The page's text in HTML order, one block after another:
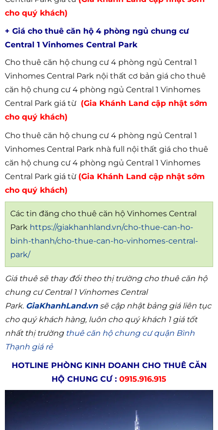
cho quý khách)
+ Giá cho thuê căn hộ 4 phòng ngủ chung cư
Central 1 Vinhomes Central Park
Cho thuê căn hộ chung cư 4 phòng ngủ Central 1
Vinhomes Central Park nội thất cơ bản giá cho thuê
căn hộ chung cư 4 phòng ngủ Central 1 Vinhomes
Central Park giá từ (Gia Khánh Land cập nhật sớm
cho quý khách)
Cho thuê căn hộ chung cư 4 phòng ngủ Central 1
Vinhomes Central Park nhà full nội thất giá cho thuê
căn hộ chung cư 4 phòng ngủ Central 1 Vinhomes
Central Park giá từ (Gia Khánh Land cập nhật sớm
cho quý khách)
Các tin đăng cho thuê căn hộ Vinhomes Central
Park https://giakhanhland.vn/cho-thue-can-ho-
binh-thanh/cho-thue-can-ho-vinhomes-central-
park/
Giá thuê sẽ thay đổi theo thị trường cho thuê căn hộ
chung cư Central 1 Vinhomes Central
Park. GiaKhanhLand.vnsẽ cập nhật bảng giá liên tục
cho quý khách hàng, luôn cho quý khách 1 giá tốt
nhất thị trường thuê căn hộ chung cư quận Bình
Thạnh giá rẻ
HOTLINE PHÒNG KINH DOANH CHO THUÊ CĂN
HỘ CHUNG CƯ : 0915.916.915